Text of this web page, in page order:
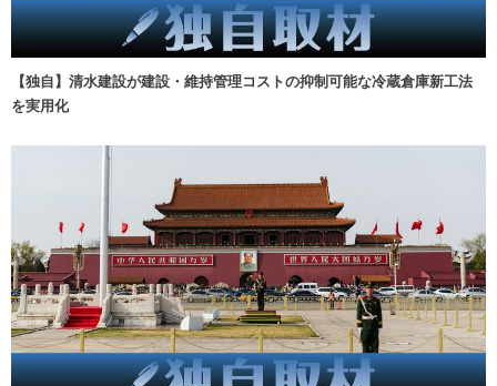
【独自】清水建設が建設・維持管理コストの抑制可能な冷蔵倉庫新工法
を実用化